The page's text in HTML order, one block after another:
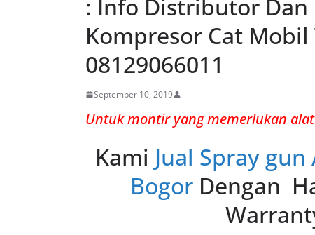
: Info Distributor Dan
Kompresor Cat
08129066011
September 10, 2019
Untuk montir yang memerlukan
Kami Jual Spray
BogorDengan